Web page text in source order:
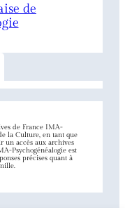
de
de France IMA-
la Culture, en tant que
un accès aux archives
Psychogénéalogie est
précises quant à